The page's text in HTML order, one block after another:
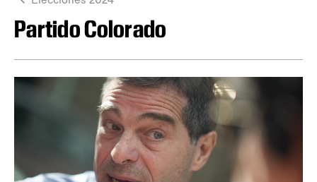
Partido Colorado